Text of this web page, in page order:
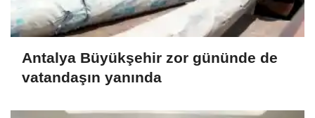
Antalya Büyükşehir zor gününde de
vatandaşın yanında